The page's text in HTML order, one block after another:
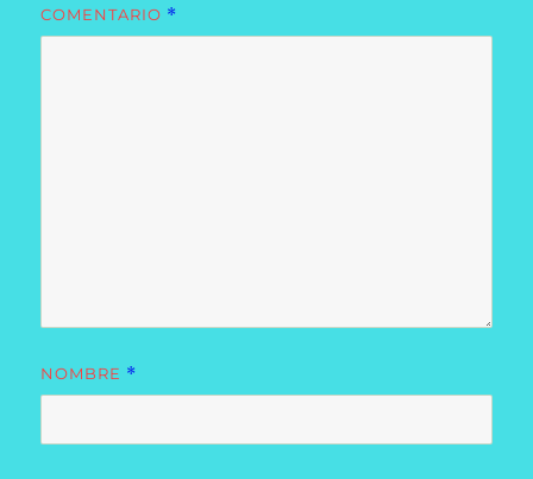
COMENTARIO *
NOMBRE *